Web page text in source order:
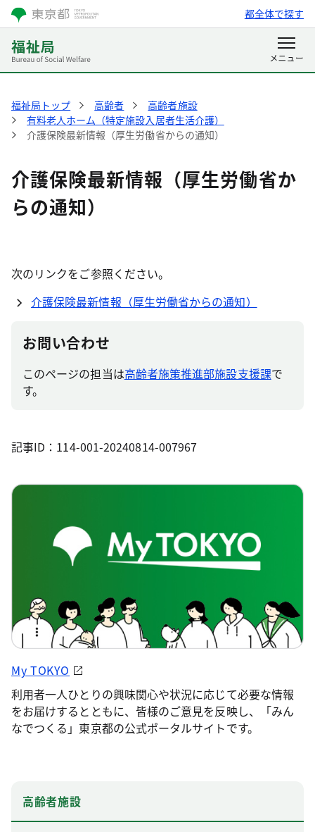
都全体で探す
福祉局トップ 高齢者
高齢者施設
有料老人ホーム（特定施設入居者生活介護）
介護保険最新情報（厚生労働省からの通知）
介護保険最新情報（厚生労働省か
らの通知）
次のリンクをご参照ください。
介護保険最新情報（厚生労働省からの通知）
お問い合わせ
このページの担当は高齢者施策推進部施設支援課で
す。
記事ID：114-001-20240814-007967
My TOKYO
利用者一人ひとりの興味関心や状況に応じて必要な情報
をお届けするとともに、皆様のご意見を反映し、「みん
なでつくる」東京都の公式ポータルサイトです。
高齢者施設